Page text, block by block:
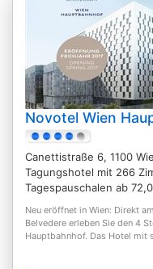
Novotel Wien
Canettistraße 6, 1100
Tagungshotel mit 266
Tagespauschalen ab
Neu eröffnet in Wien: Direkt
Belvedere erleben Sie den 4
Hauptbahnhof. Das Hotel mit